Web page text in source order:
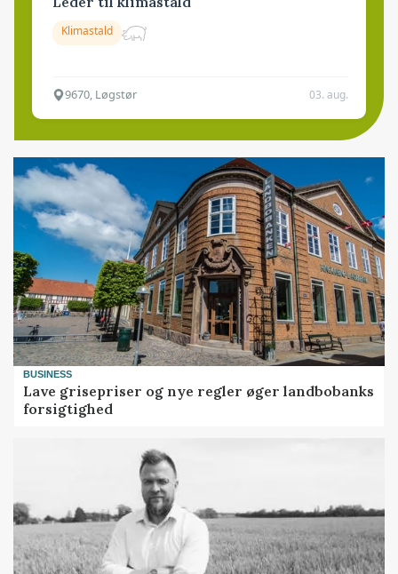
Klimastald
9670, Løgstør 03. aug.
BUSINESS
Lave grisepriser og nye regler øger landbobanks
forsigtighed